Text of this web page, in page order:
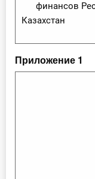
финансов
Казахстан
Приложение 1